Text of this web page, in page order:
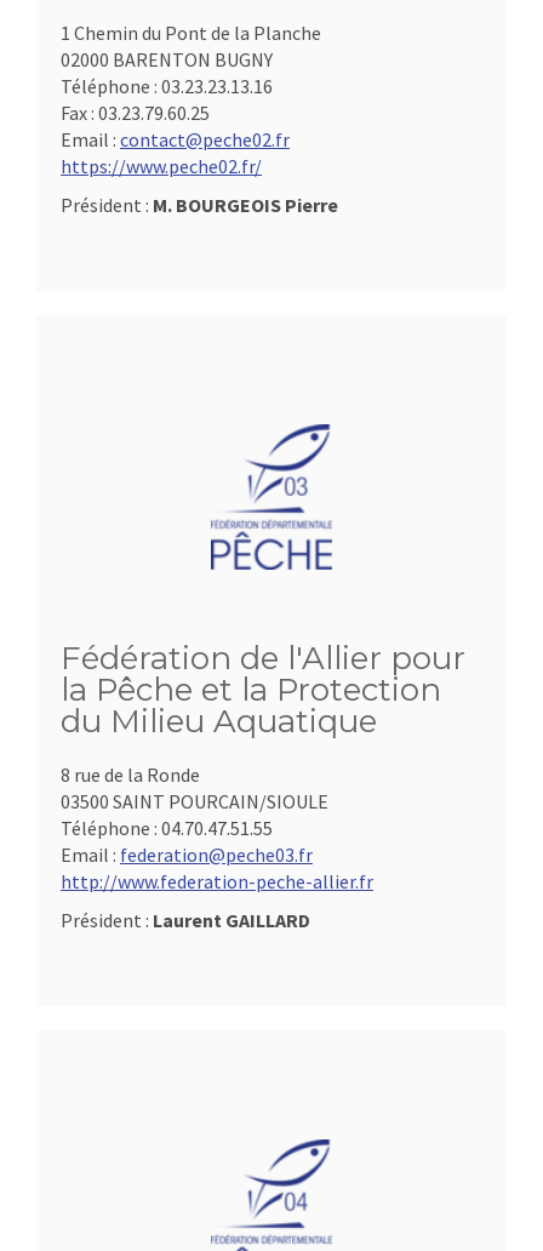
1 Chemin du Pont de la Planche
02000 BARENTON BUGNY
Téléphone : 03.23.23.13.16
Fax : 03.23.79.60.25
Email : contact@peche02.fr
https://www.peche02.fr/
Président : M. BOURGEOIS Pierre
Fédération de l'Allier pour
la Pêche et la Protection
du Milieu Aquatique
8 rue de la Ronde
03500 SAINT POURCAIN/SIOULE
Téléphone : 04.70.47.51.55
Email : federation@peche03.fr
http://www.federation-peche-allier.fr
Président : Laurent GAILLARD